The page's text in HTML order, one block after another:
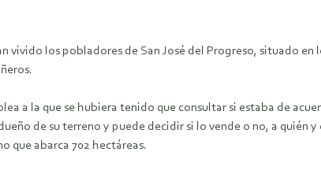
los pobladores de San José del Progreso, situado en
a la que se hubiera tenido que consultar si estaba de
de su terreno y puede decidir si lo vende o no, a quién
que abarca 702 hectáreas.